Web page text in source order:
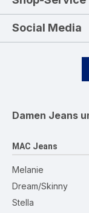
Social Media
Damen Jeans
MAC Jeans
Melanie
Dream/Skinny
Stella